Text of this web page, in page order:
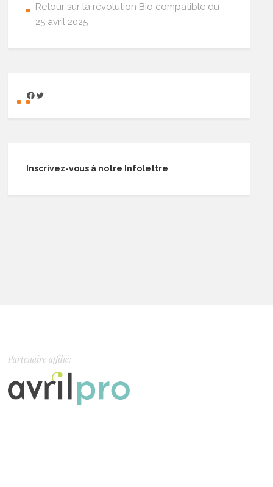
Retour sur la révolution Bio compatible du
25 avril 2025
Inscrivez-vous à notre Infolettre
Partenaire affilié: